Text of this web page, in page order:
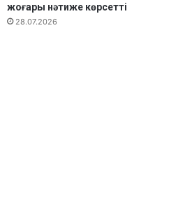
жоғары нәтиже көрсетті
28.07.2026